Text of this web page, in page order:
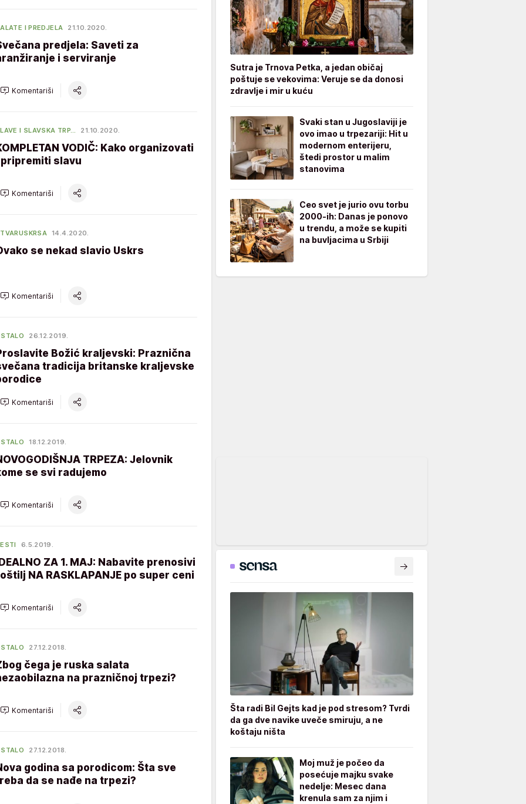
I PREDJELA 21.10.2020.
predjela: Saveti za
i serviranje
Komentariši
I SLAVSKA TRP… 21.10.2020.
VODIČ: Kako organizovati
slavu
Komentariši
14.4.2020.
se nekad slavio Uskrs
Komentariši
26.12.2019.
Božić kraljevski: Praznična
tradicija britanske kraljevske
Komentariši
18.12.2019.
TRPEZA: Jelovnik
se svi radujemo
Komentariši
6.5.2019.
ZA 1. MAJ: Nabavite prenosivi
NA RASKLAPANJE po super ceni
Komentariši
27.12.2018.
čega je ruska salata
na prazničnoj trpezi?
Komentariši
27.12.2018.
godina sa porodicom: Šta sve
da se nađe na trpezi?
Sutra je Trnova Petka, a jedan običaj
poštuje se vekovima: Veruje se da donosi
zdravlje i mir u kuću
Svaki stan u Jugoslaviji je
ovo imao u trpezariji: Hit u
modernom enterijeru,
štedi prostor u malim
stanovima
Ceo svet je jurio ovu torbu
2000-ih: Danas je ponovo
u trendu, a može se kupiti
na buvljacima u Srbiji
Šta radi Bil Gejts kad je pod stresom? Tvrdi
da ga dve navike uveče smiruju, a ne
koštaju ništa
Moj muž je počeo da
posećuje majku svake
nedelje: Mesec dana
krenula sam za njim i